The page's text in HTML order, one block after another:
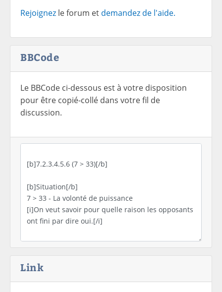
Rejoignez le forum et demandez de l'aide.
BBCode
Le BBCode ci-dessous est à votre disposition
pour être copié-collé dans votre fil de
discussion.
Link